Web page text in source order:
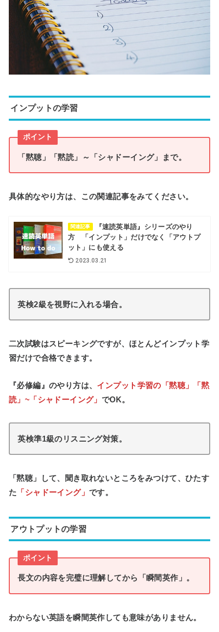
インプットの学習
ポイント
「黙聴」「黙読」～「シャドーイング」まで。
具体的なやり方は、この関連記事をみてください。
関連記事
『速読英単語』シリーズのやり
方 「インプット」だけでなく「アウトプ
ット」にも使える
2023.03.21
英検2級を視野に入れる場合。
二次試験はスピーキングですが、ほとんどインプット学
習だけで合格できます。
『必修編』のやり方は、 インプット学習の「黙聴」「黙
読」~「シャドーイング」 でOK。
英検準1級のリスニング対策。
「黙聴」して、聞き取れないところをみつけて、ひたす
た 「シャドーイング」です。
アウトプットの学習
ポイント
長文の内容を完璧に理解してから「瞬間英作」。
わからない英語を瞬間英作しても意味がありません。